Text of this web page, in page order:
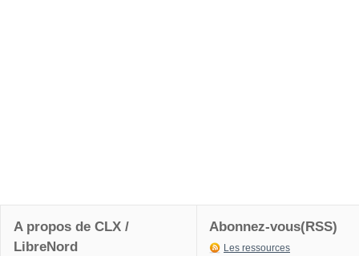
A propos de CLX /
LibreNord
Abonnez-vous(RSS)
Les ressources